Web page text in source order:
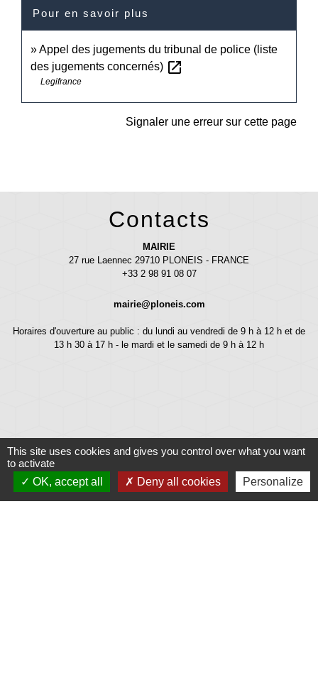
Pour en savoir plus
Appel des jugements du tribunal de police (liste
des jugements concernés) open_in_new
Legifrance
Signaler une erreur sur cette page
Contacts
MAIRIE
27 rue Laennec 29710 PLONEIS - FRANCE
+33 2 98 91 08 07
mairie@ploneis.com
Horaires d'ouverture au public : du lundi au vendredi de 9 h à 12 h et de
13 h 30 à 17 h - le mardi et le samedi de 9 h à 12 h
Liens
This site uses cookies and gives you control over what you want
to activate
OK, accept all
Deny all cookies Personalize